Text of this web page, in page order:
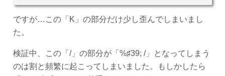
ですが…この「K」の部分だけ少し歪んでしまいまし
た。
検証中、この「/」の部分が「%♯39; /」となってしまう
のは割と頻繁に起こってしまいました。もしかしたら